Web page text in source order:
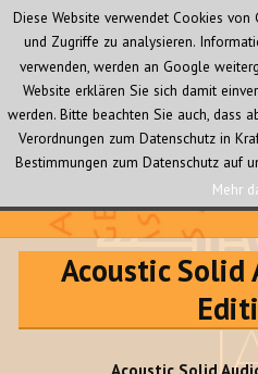
Audio Creativ
Acoustic Solid
Diese Website verwendet Cookies
und Zugriffe zu analysieren.
verwenden, werden an Google
Website erklären Sie sich damit
werden. Bitte beachten Sie auch, dass
Verordnungen zum Datenschutz in
Bestimmungen zum Datenschutz auf
Mehr